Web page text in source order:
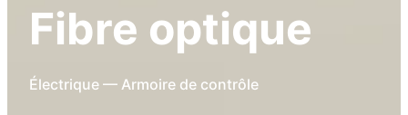
Fibre optique
Électrique — Armoire de contrôle